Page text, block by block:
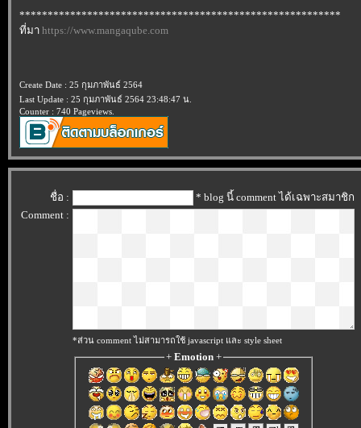
*********************************************************
ที่มา https://www.mangaqube.com
Create Date : 25 กุมภาพันธ์ 2564
Last Update : 25 กุมภาพันธ์ 2564 23:48:47 น.
Counter : 740 Pageviews.
ชื่อ :
* blog นี้ comment ได้เฉพาะสมาชิก
Comment :
*ส่วน comment ไม่สามารถใช้ javascript และ style sheet
+ Emotion+